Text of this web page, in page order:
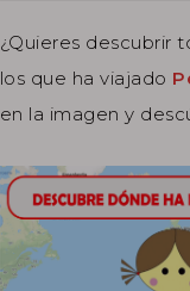
¿Quieres descubrir
los que ha viajado
en la imagen y